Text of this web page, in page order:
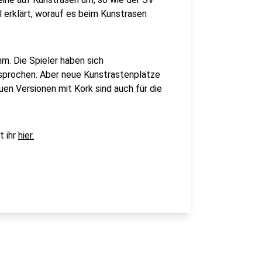
worauf es beim Kunstrasen
Die Spieler haben sich
Aber neue Kunstrastenplätze
Versionen mit Kork sind auch für die
ihr hier.